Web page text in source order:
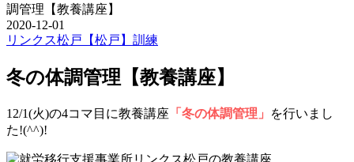
調管理【教養講座】
2020-12-01
リンクス松戸 【松戸】訓練
冬の体調管理【教養講座】
12/1(火)の4コマ目に教養講座 「冬の体調管理」
を行いまし
た!(^^)!